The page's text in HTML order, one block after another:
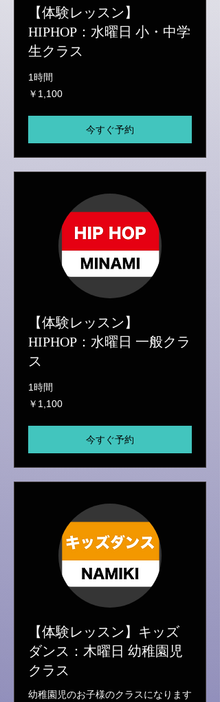
【体験レッスン】
HIPHOP：水曜日 小・中学
生クラス
1時間
1,100
円
￥1,100
今すぐ予約
【体験レッスン】
HIPHOP：水曜日 一般クラ
ス
1時間
1,100
円
￥1,100
今すぐ予約
【体験レッスン】キッズ
ダンス：木曜日 幼稚園児
クラス
幼稚園児のお子様のクラスになります